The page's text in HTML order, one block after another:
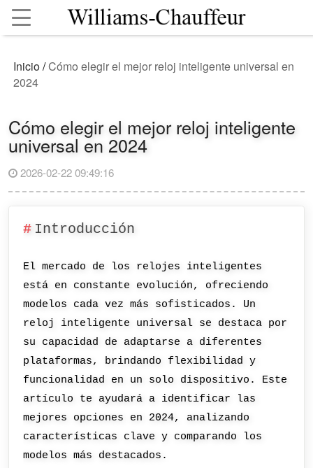
Inicio/Cómo elegir el mejor reloj inteligente universal en
2024
Cómo elegir el mejor reloj inteligente
universal en 2024
2026-02-22 09:49:16
Introducción
El mercado de los relojes inteligentes
está en constante evolución, ofreciendo
modelos cada vez más sofisticados. Un
reloj inteligente universal se destaca por
su capacidad de adaptarse a diferentes
plataformas, brindando flexibilidad y
funcionalidad en un solo dispositivo. Este
artículo te ayudará a identificar las
mejores opciones en 2024, analizando
características clave y comparando los
modelos más destacados.